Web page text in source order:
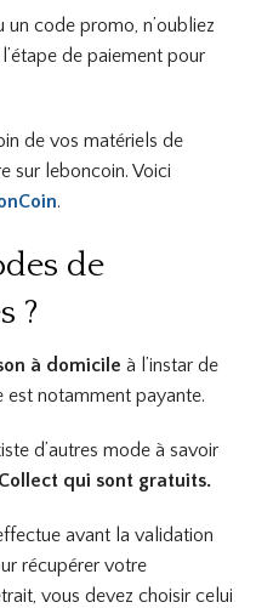
code promo, n’oubliez
de paiement pour
de vos matériels de
sur leboncoin. Voici
.
de
?
à domicile à l’instar de
est notamment payante.
d’autres mode à savoir
qui sont gratuits.
avant la validation
récupérer votre
vous devez choisir celui